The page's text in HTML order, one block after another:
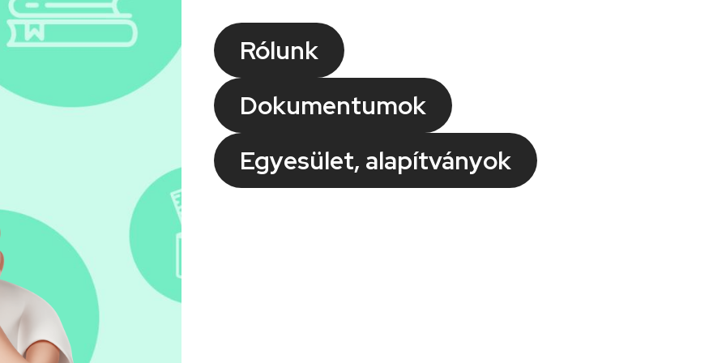
Rólunk
Dokumentumok
Egyesület, alapítványok